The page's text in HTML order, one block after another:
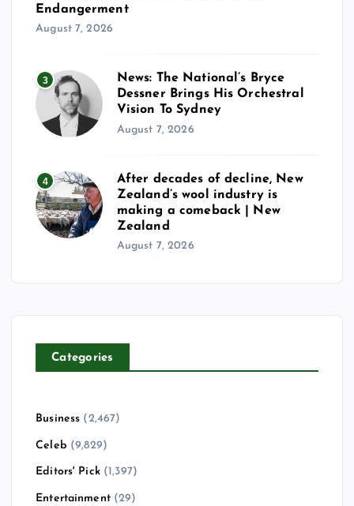
Endangerment
August 7, 2026
3
News: The National’s Bryce
Dessner Brings His Orchestral
Vision To Sydney
August 7, 2026
4
After decades of decline, New
Zealand’s wool industry is
making a comeback | New
Zealand
August 7, 2026
Categories
Business (2,467)
Celeb (9,829)
Editors' Pick(1,397)
Entertainment(29)